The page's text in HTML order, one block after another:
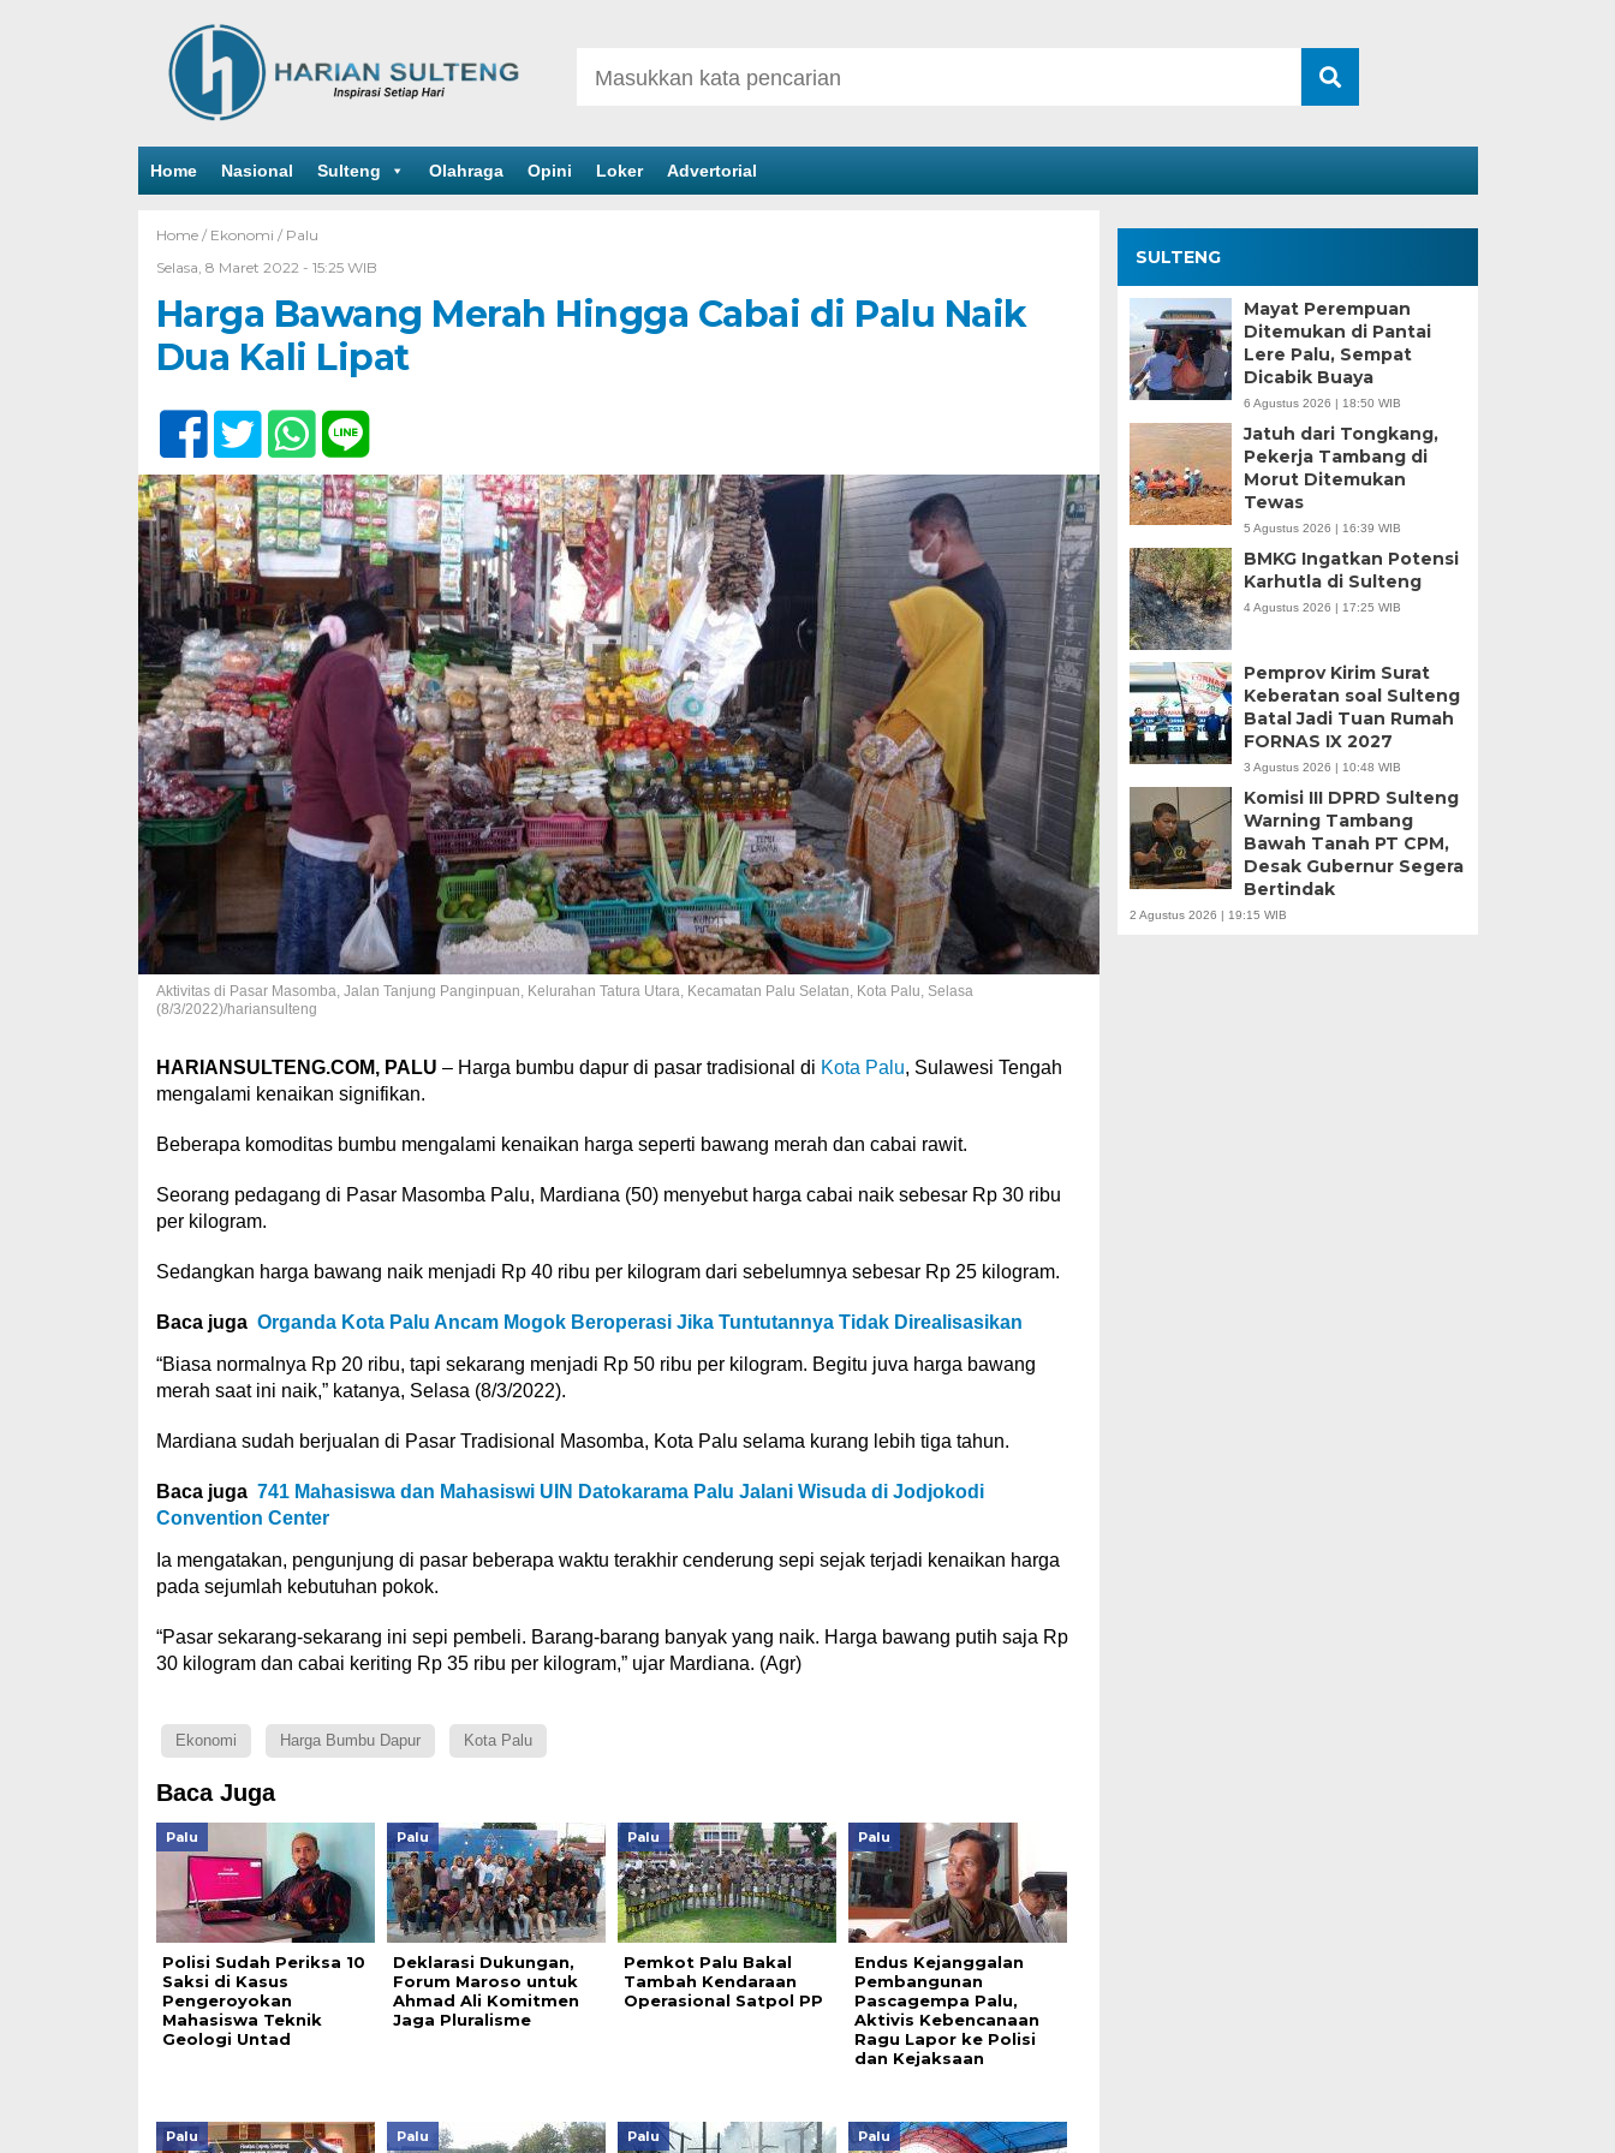
Home Nasional Sulteng Olahraga Opini Loker Advertorial
Home / Ekonomi / Palu
Selasa, 8 Maret 2022 - 15:25 WIB
Harga Bawang Merah Hingga Cabai di Palu Naik
Dua Kali Lipat
Aktivitas di Pasar Masomba, Jalan Tanjung Panginpuan, Kelurahan Tatura Utara, Kecamatan Palu Selatan, Kota Palu, Selasa
(8/3/2022)/hariansulteng
HARIANSULTENG.COM, PALU – Harga bumbu dapur di pasar tradisional di Kota Palu, Sulawesi Tengah
mengalami kenaikan signifikan.
Beberapa komoditas bumbu mengalami kenaikan harga seperti bawang merah dan cabai rawit.
Seorang pedagang di Pasar Masomba Palu, Mardiana (50) menyebut harga cabai naik sebesar Rp 30 ribu
per kilogram.
Sedangkan harga bawang naik menjadi Rp 40 ribu per kilogram dari sebelumnya sebesar Rp 25 kilogram.
Baca juga Organda Kota Palu Ancam Mogok Beroperasi Jika Tuntutannya Tidak Direalisasikan
“Biasa normalnya Rp 20 ribu, tapi sekarang menjadi Rp 50 ribu per kilogram. Begitu juva harga bawang
merah saat ini naik,” katanya, Selasa (8/3/2022).
Mardiana sudah berjualan di Pasar Tradisional Masomba, Kota Palu selama kurang lebih tiga tahun.
Baca juga 741 Mahasiswa dan Mahasiswi UIN Datokarama Palu Jalani Wisuda di Jodjokodi
Convention Center
Ia mengatakan, pengunjung di pasar beberapa waktu terakhir cenderung sepi sejak terjadi kenaikan harga
pada sejumlah kebutuhan pokok.
“Pasar sekarang-sekarang ini sepi pembeli. Barang-barang banyak yang naik. Harga bawang putih saja Rp
30 kilogram dan cabai keriting Rp 35 ribu per kilogram,” ujar Mardiana. (Agr)
Ekonomi Harga Bumbu Dapur Kota Palu
Baca Juga
Palu
Polisi Sudah Periksa 10
Saksi di Kasus
Pengeroyokan
Mahasiswa Teknik
Geologi Untad
Palu
Deklarasi Dukungan,
Forum Maroso untuk
Ahmad Ali Komitmen
Jaga Pluralisme
Palu
Pemkot Palu Bakal
Tambah Kendaraan
Operasional Satpol PP
Palu
Endus Kejanggalan
Pembangunan
Pascagempa Palu,
Aktivis Kebencanaan
Ragu Lapor ke Polisi
dan Kejaksaan
Palu Palu Palu Palu
SULTENG
Mayat Perempuan
Ditemukan di Pantai
Lere Palu, Sempat
Dicabik Buaya
6 Agustus 2026 | 18:50 WIB
Jatuh dari Tongkang,
Pekerja Tambang di
Morut Ditemukan
Tewas
5 Agustus 2026 | 16:39 WIB
BMKG Ingatkan Potensi
Karhutla di Sulteng
4 Agustus 2026 | 17:25 WIB
Pemprov Kirim Surat
Keberatan soal Sulteng
Batal Jadi Tuan Rumah
FORNAS IX 2027
3 Agustus 2026 | 10:48 WIB
Komisi III DPRD Sulteng
Warning Tambang
Bawah Tanah PT CPM,
Desak Gubernur Segera
Bertindak
2 Agustus 2026 | 19:15 WIB